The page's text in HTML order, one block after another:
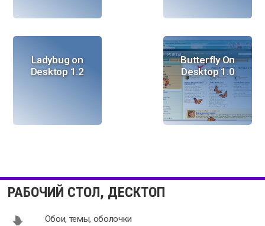
Ladybug on
Desktop 1.2
Butterfly On
Desktop 1.0
1.0
Christmas
РАБОЧИЙ СТОЛ, ДЕСКТОП
Обои, темы, оболочки